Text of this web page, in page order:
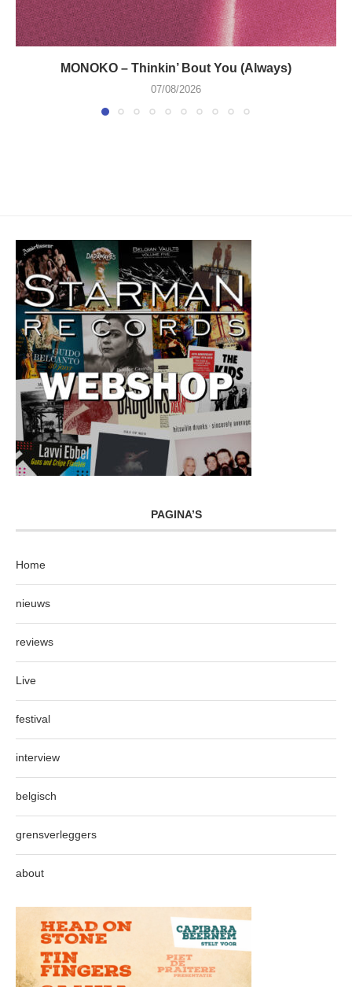
MONOKO – Thinkin’ Bout You (Always)
07/08/2026
PAGINA’S
Home
nieuws
reviews
Live
festival
interview
belgisch
grensverleggers
about